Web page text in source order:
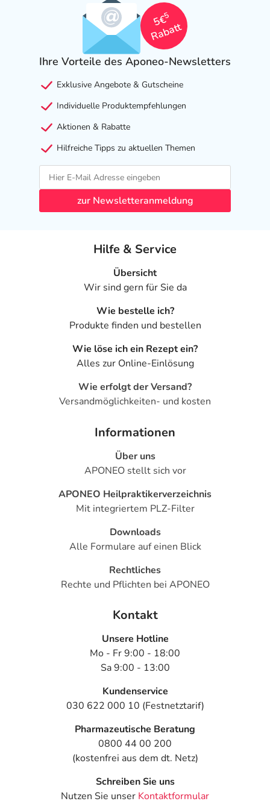
als das Risiko, das die Anwendung bei einer
Gegenanzeige in sich birgt.
Nebenwirkungen
Welche unerwünschten Wirkungen können auftreten?
- Kopfschmerzen
- Herzklopfen
- Pulsbeschleunigung
- Erhöhter Hirndruck ohne bekannte Ursache (besonders
bei Kindern)
- Überempfindlichkeit
- Innere Unruhe
- Brustenge (Angina pectoris)-ähnliche Beschwerden
- Kreislaufzusammenbruch (Kreislaufkollaps) bei
- Hautausschlag
- Nesselausschlag (Urtikaria)
- Muskelschwäche
- Osteoporose (Knochenschwund)
- Übersteigerte Empfindlichkeit gegenüber hoher
- Gewichtsverlust
Bemerken Sie eine Befindlichkeitsstörung oder
Veränderung während der Behandlung, wenden Sie sich
Für die Information an dieser Stelle werden vor allem
einem von 1.000 behandelten Patienten auftreten.
Personen
Schilddrüsenunterfunktion
ersten 2-4 Wochen der
Erwachsene
Schilddrüsenunterfunktion
- Erhaltungsdosis:
Erwachsene
2-4
5€
5
Rabatt
Ihre Vorteile des Aponeo-Newsletters
Exklusive Angebote & Gutscheine
Individuelle Produktempfehlungen
Aktionen & Rabatte
Hilfreiche Tipps zu aktuellen Themen
zur Newsletteranmeldung
Hilfe & Service
Übersicht
Wir sind gern für Sie da
Wie bestelle ich?
Produkte finden und bestellen
Wie löse ich ein Rezept ein?
Alles zur Online-Einlösung
Wie erfolgt der Versand?
Versandmöglichkeiten- und kosten
Informationen
Über uns
APONEO stellt sich vor
APONEO Heilpraktikerverzeichnis
Mit integriertem PLZ-Filter
Downloads
Alle Formulare auf einen Blick
Rechtliches
Rechte und Pflichten bei APONEO
Kontakt
Unsere Hotline
Mo - Fr 9:00 - 18:00
Sa 9:00 - 13:00
Kundenservice
030 622 000 10 (Festnetztarif)
Pharmazeutische Beratung
0800 44 00 200
(kostenfrei aus dem dt. Netz)
Schreiben Sie uns
Nutzen Sie unser Kontaktformular